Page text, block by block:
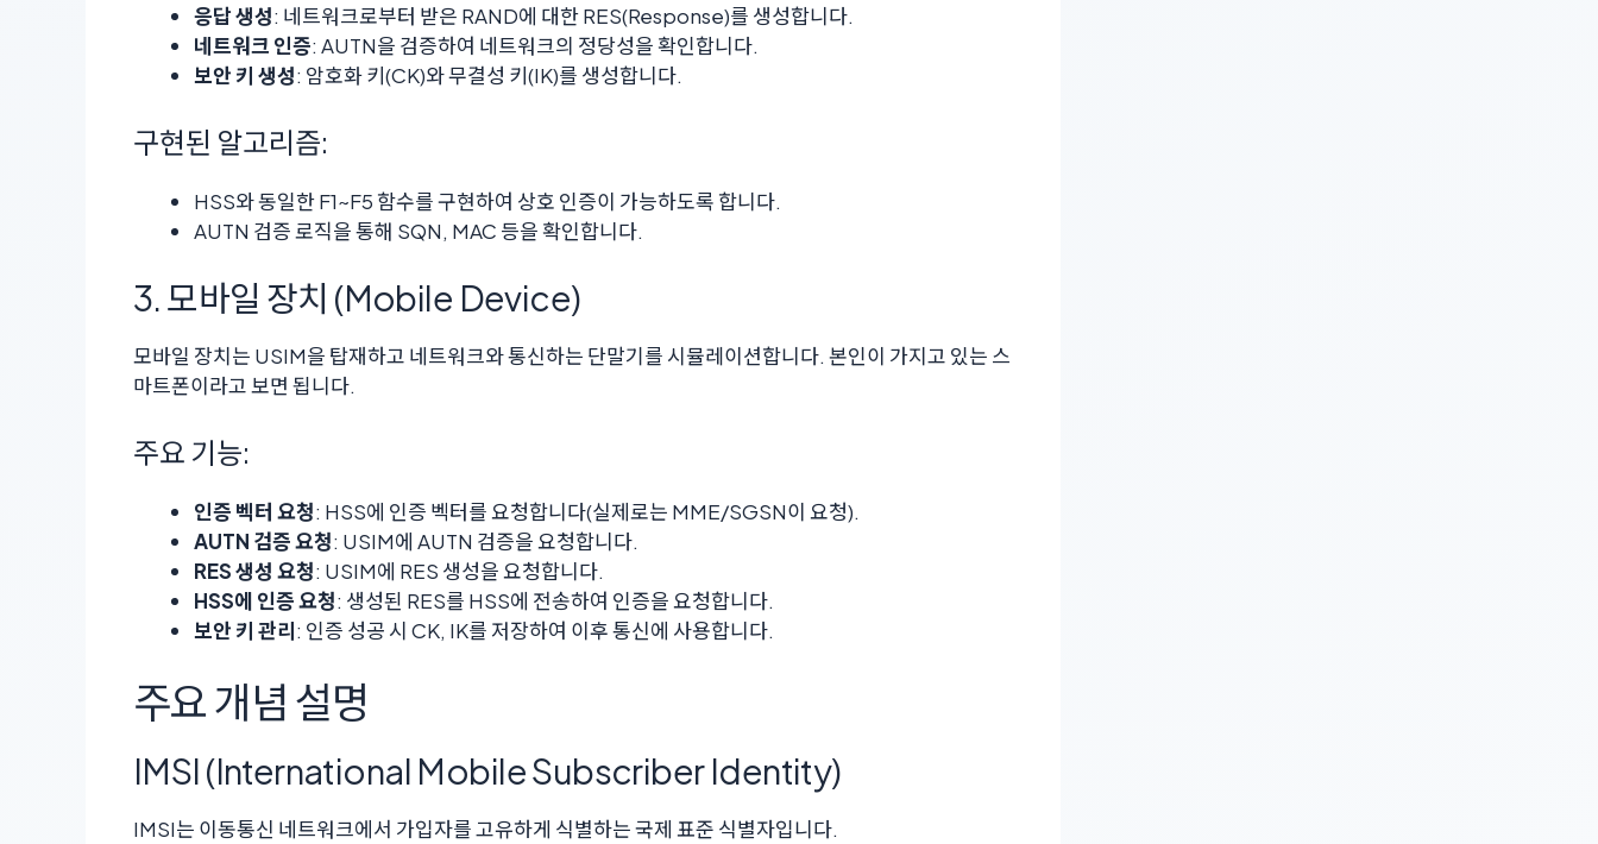
응답 생성: 네트워크로부터 받은 RAND에 대한 RES(Response)를 생성합니다.
네트워크 인증: AUTN을 검증하여 네트워크의 정당성을 확인합니다.
보안 키 생성: 암호화 키(CK)와 무결성 키(IK)를 생성합니다.
구현된 알고리즘:
HSS와 동일한 F1~F5 함수를 구현하여 상호 인증이 가능하도록 합니다.
AUTN 검증 로직을 통해 SQN, MAC 등을 확인합니다.
3. 모바일 장치 (Mobile Device)
모바일 장치는 USIM을 탑재하고 네트워크와 통신하는 단말기를 시뮬레이션합니다. 본인이 가지고 있는 스
마트폰이라고 보면 됩니다.
주요 기능:
인증 벡터 요청: HSS에 인증 벡터를 요청합니다(실제로는 MME/SGSN이 요청).
AUTN 검증 요청: USIM에 AUTN 검증을 요청합니다.
RES 생성 요청: USIM에 RES 생성을 요청합니다.
HSS에 인증 요청: 생성된 RES를 HSS에 전송하여 인증을 요청합니다.
보안 키 관리: 인증 성공 시 CK, IK를 저장하여 이후 통신에 사용합니다.
주요 개념 설명
IMSI (International Mobile Subscriber Identity)
IMSI는 이동통신 네트워크에서 가입자를 고유하게 식별하는 국제 표준 식별자입니다.